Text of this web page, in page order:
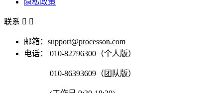
联系  
邮箱：support@processon.com
电话：
010-82796300（个人版）
010-86393609（团队版）